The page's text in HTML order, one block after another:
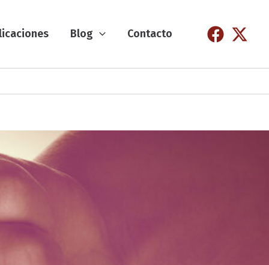
Blog Contacto